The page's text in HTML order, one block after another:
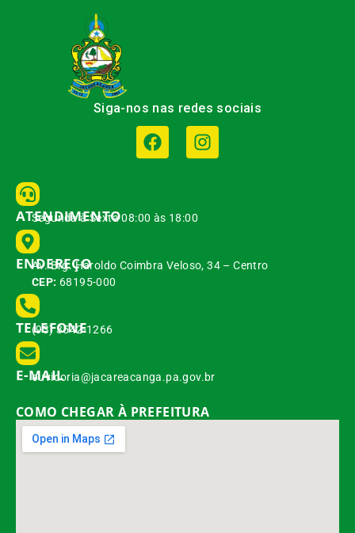
Siga-nos nas redes sociais
ATENDIMENTO
Segunda à Sexta 08:00 às 18:00
ENDEREÇO
Av. Brg. Haroldo Coimbra Veloso, 34 – Centro
CEP: 68195-000
TELEFONE
(93) 3542-1266
E-MAIL
ouvidoria@jacareacanga.pa.gov.br
COMO CHEGAR À PREFEITURA